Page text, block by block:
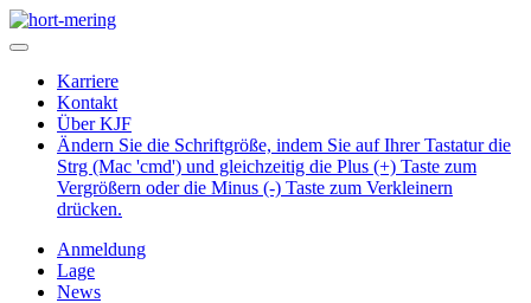
Karriere
Kontakt
Über KJF
Ändern Sie die Schriftgröße, indem Sie auf Ihrer Tastatur die
Strg (Mac 'cmd') und gleichzeitig die Plus (+) Taste zum
Vergrößern oder die Minus (-) Taste zum Verkleinern
drücken.
Anmeldung
Lage
News